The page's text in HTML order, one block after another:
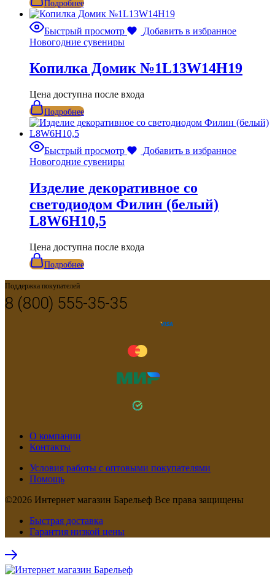
Подробнее
Быстрый просмотр
Добавить в избранное
Новогодние сувениры
Копилка Домик №1L13W14H19
Цена доступна после входа
Подробнее
Быстрый просмотр
Добавить в избранное
Новогодние сувениры
Изделие декоративное со
светодиодом Филин (белый)
L8W6H10,5
Цена доступна после входа
Подробнее
Поддержка покупателей
8 (800) 555-35-35
О компании
Контакты
Условия работы с оптовыми покупателями
Помощь
©2026 Интернет магазин Барельеф Все права защищены
Быстрая доставка
Гарантия низкой цены